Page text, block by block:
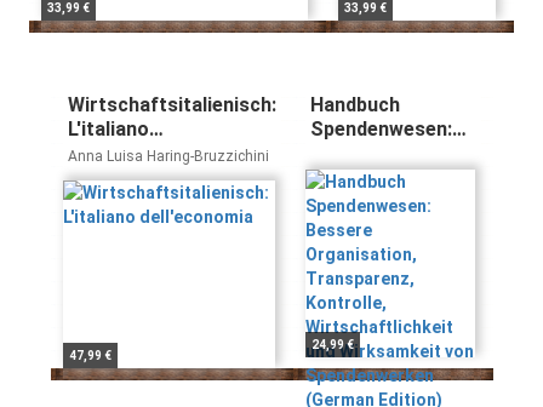
33,99 € 33,99 €
Wirtschaftsitalienisch:
L'italiano
dell'economia
Anna Luisa Haring-Bruzzichini
47,99 €
Handbuch
Spendenwesen:
Organisation,
Transparenz,
Kontrolle,
Wirtschaftlichkeit
und Wirksamkeit
von
Spendenwerken
(German Edition)
24,99 €